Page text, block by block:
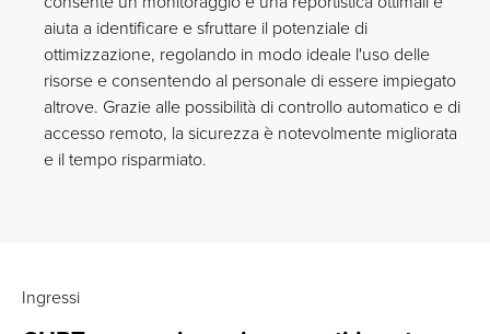
aiuta a identificare e sfruttare il potenziale di
ottimizzazione, regolando in modo ideale l'uso delle
risorse e consentendo al personale di essere impiegato
altrove. Grazie alle possibilità di controllo automatico e di
accesso remoto, la sicurezza è notevolmente migliorata
e il tempo risparmiato.
Ingressi